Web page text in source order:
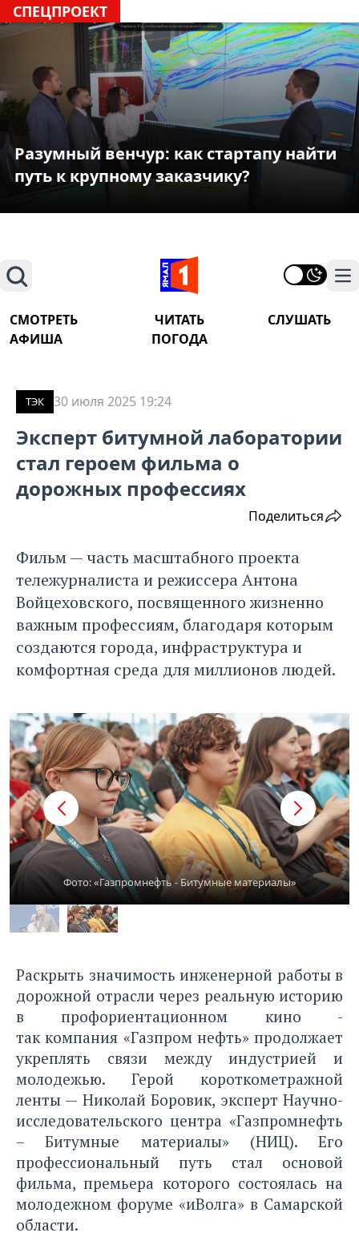
СПЕЦПРОЕКТ
Разумный венчур: как стартапу найти
путь к крупному заказчику?
Поиск
СМОТРЕТЬ ЧИТАТЬ
СЛУШАТЬ
АФИША
ПОГОДА
ТЭК 30 июля 2025 19:24
Эксперт битумной лаборатории
стал героем фильма о
дорожных профессиях
Поделиться
Фильм — часть масштабного проекта
тележурналиста и режиссера Антона
Войцеховского, посвященного жизненно
важным профессиям, благодаря которым
создаются города, инфраструктура и
комфортная среда для миллионов людей.
Фото: «Газпромнефть - Битумные материалы»
Раскрыть значимость инженерной работы в
дорожной отрасли через реальную историю
в профориентационном кино -
так компания «Газпром нефть» продолжает
укреплять связи между индустрией и
молодежью. Герой короткометражной
ленты — Николай Боровик, эксперт Научно-
исследовательского центра «Газпромнефть
– Битумные материалы» (НИЦ). Его
профессиональный путь стал основой
фильма, премьера которого состоялась на
молодежном форуме «иВолга» в Самарской
области.